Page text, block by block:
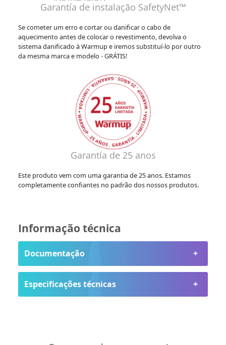
Garantía de instalação SafetyNet™
Se cometer um erro e cortar ou danificar o cabo de
aquecimento antes de colocar o revestimento, devolva o
sistema danificado à Warmup e iremos substituí-lo por outro
da mesma marca e modelo - GRÁTIS!
Garantía de 25 anos
Este produto vem com uma garantia de 25 anos. Estamos
completamente confiantes no padrão dos nossos produtos.
Informação técnica
Documentação
Especificações técnicas